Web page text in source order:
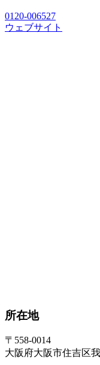
0120-006527
ウェブサイト
所在地
〒558-0014
大阪府大阪市住吉区